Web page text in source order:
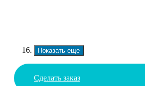
Показать еще
Сделать заказ